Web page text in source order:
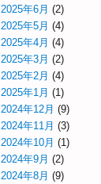
2025年6月 (2)
2025年5月 (4)
2025年4月 (4)
2025年3月 (2)
2025年2月 (4)
2025年1月 (1)
2024年12月 (9)
2024年11月 (3)
2024年10月 (1)
2024年9月 (2)
2024年8月 (9)